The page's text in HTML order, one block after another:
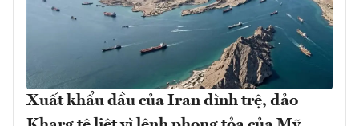
Xuất khẩu dầu của Iran đình trệ, đảo